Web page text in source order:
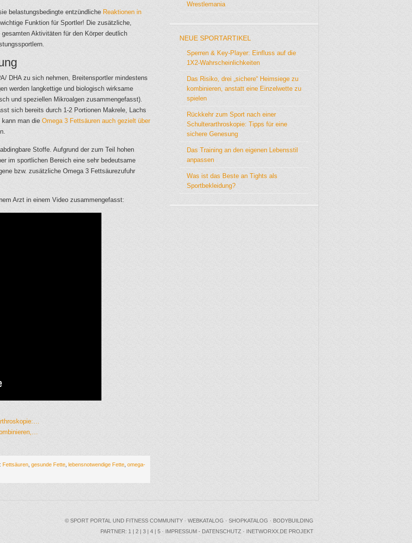
belastungsbedingte entzündliche Reaktionen in
Funktion für Sportler! Die zusätzliche,
Aktivitäten für den Körper deutlich
DHA zu sich nehmen, Breitensportler mindestens
werden langkettige und biologisch wirksame
und speziellen Mikroalgen zusammengefasst).
sich bereits durch 1-2 Portionen Makrele, Lachs
kann man die Omega 3 Fettsäuren auch gezielt über
Stoffe. Aufgrund der zum Teil hohen
im sportlichen Bereich eine sehr bedeutsame
bzw. zusätzliche Omega 3 Fettsäurezufuhr
Arzt in einem Video zusammengefasst:
Fettsäuren gesunde Fette lebensnotwendige Fette omega-
Wrestlemania
NEUE SPORTARTIKEL
Sperren & Key-Player: Einfluss auf die
1X2-Wahrscheinlichkeiten
Das Risiko, drei „sichere“ Heimsiege zu
kombinieren, anstatt eine Einzelwette zu
spielen
Rückkehr zum Sport nach einer
Schulterarthroskopie: Tipps für eine
sichere Genesung
Das Training an den eigenen Lebensstil
anpassen
Was ist das Beste an Tights als
Sportbekleidung?
© SPORT PORTAL UND FITNESS COMMUNITY · WEBKATALOG · SHOPKATALOG · BODYBUILDING
PARTNER: 1 | 2 | 3 | 4 | 5 · IMPRESSUM - DATENSCHUTZ · INETWORXX.DE PROJEKT